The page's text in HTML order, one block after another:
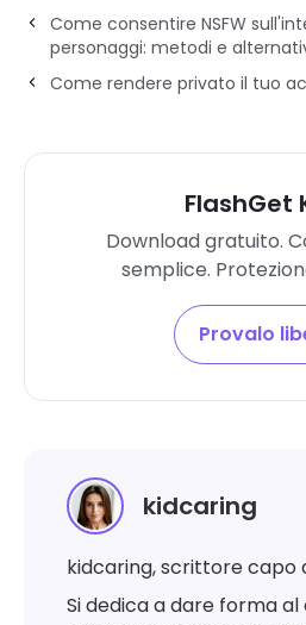
Come consentire NSFW
personaggi: metodi e
Come rendere privato il tuo
FlashGet
Download gratuito.
semplice.
Provalo
kidcaring
kidcaring, scrittore capo
Si dedica a dare forma